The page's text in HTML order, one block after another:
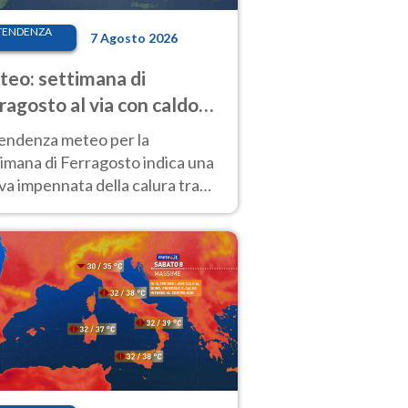
7 Agosto 2026
settimana di
al via con caldo
e qualche temporale
meteo per la
di Ferragosto indica una
impennata della calura tra
al Nord.